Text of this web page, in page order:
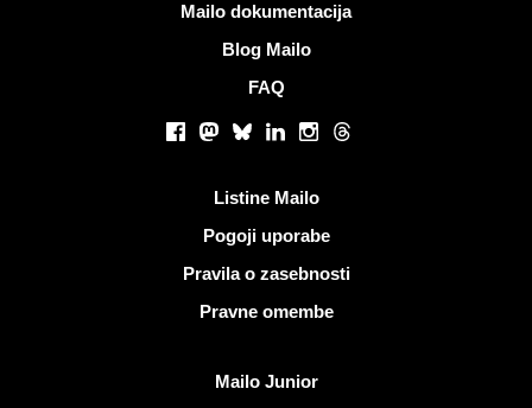
Mailo dokumentacija
Blog Mailo
FAQ
Socialna omrežja
Facebook
Mastodon
BlueskyLinkedInInstagram
Threads
Listine Mailo
Pogoji uporabe
Pravila o zasebnosti
Pravne omembe
Mailo Junior